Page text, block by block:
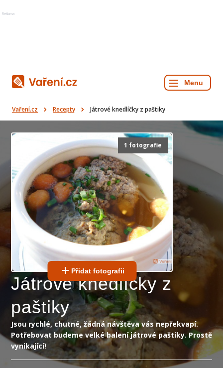
Reklama
Vaření.cz Recepty Játrové knedlíčky z paštiky
1 fotografie
Přidat fotografii
Játrové knedlíčky z
paštiky
Jsou rychlé, chutné, žádná návštěva vás nepřekvapí.
Potřebovat budeme velké balení játrové paštiky. Prostě
vynikající!